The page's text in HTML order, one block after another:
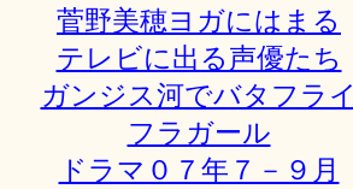
菅野美穂ヨガにはまる
テレビに出る声優たち
ガンジス河でバタフラ
フラガール
ドラマ０７年７－９月